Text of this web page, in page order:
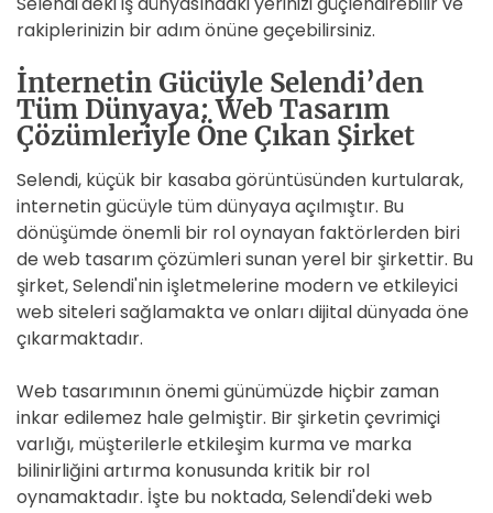
rakiplerinizin bir adım önüne geçebilirsiniz.
İnternetin Gücüyle Selendi’den
Tüm Dünyaya: Web Tasarım
Çözümleriyle Öne Çıkan Şirket
Selendi, küçük bir kasaba görüntüsünden kurtularak,
internetin gücüyle tüm dünyaya açılmıştır. Bu
dönüşümde önemli bir rol oynayan faktörlerden biri
de web tasarım çözümleri sunan yerel bir şirkettir. Bu
şirket, Selendi'nin işletmelerine modern ve etkileyici
web siteleri sağlamakta ve onları dijital dünyada öne
çıkarmaktadır.
Web tasarımının önemi günümüzde hiçbir zaman
inkar edilemez hale gelmiştir. Bir şirketin çevrimiçi
varlığı, müşterilerle etkileşim kurma ve marka
bilinirliğini artırma konusunda kritik bir rol
oynamaktadır. İşte bu noktada, Selendi'deki web